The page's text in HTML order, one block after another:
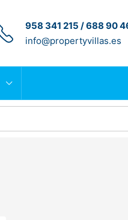
958 341 215 / 688 90
info@propertyvillas.es